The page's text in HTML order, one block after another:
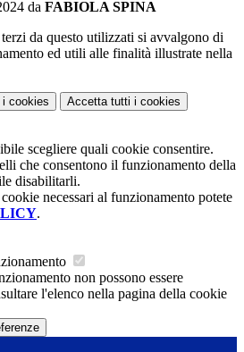
da FABIOLA SPINA
da questo utilizzati si avvalgono di
ed utili alle finalità illustrate nella
i cookies Accetta tutti i cookies
scegliere quali cookie consentire.
che consentono il funzionamento della
disabilitarli.
necessari al funzionamento potete
.
non possono essere
l'elenco nella pagina della cookie